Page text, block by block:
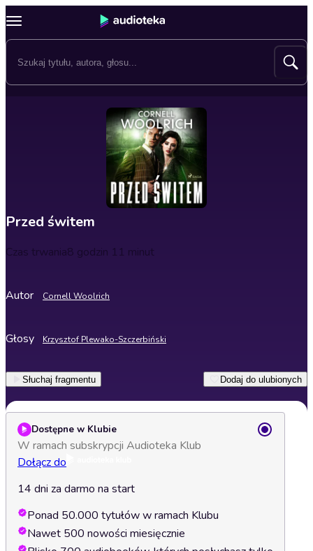
Przed świtem
Czas trwania8 godzin 11 minut
Autor Cornell Woolrich
Głosy Krzysztof Plewako-Szczerbiński
Słuchaj fragmentu Dodaj do ulubionych
Dostępne w Klubie
W ramach subskrypcji Audioteka Klub
Dołącz do
14 dni za darmo na start
Ponad 50.000 tytułów w ramach Klubu
Nawet 500 nowości miesięcznie